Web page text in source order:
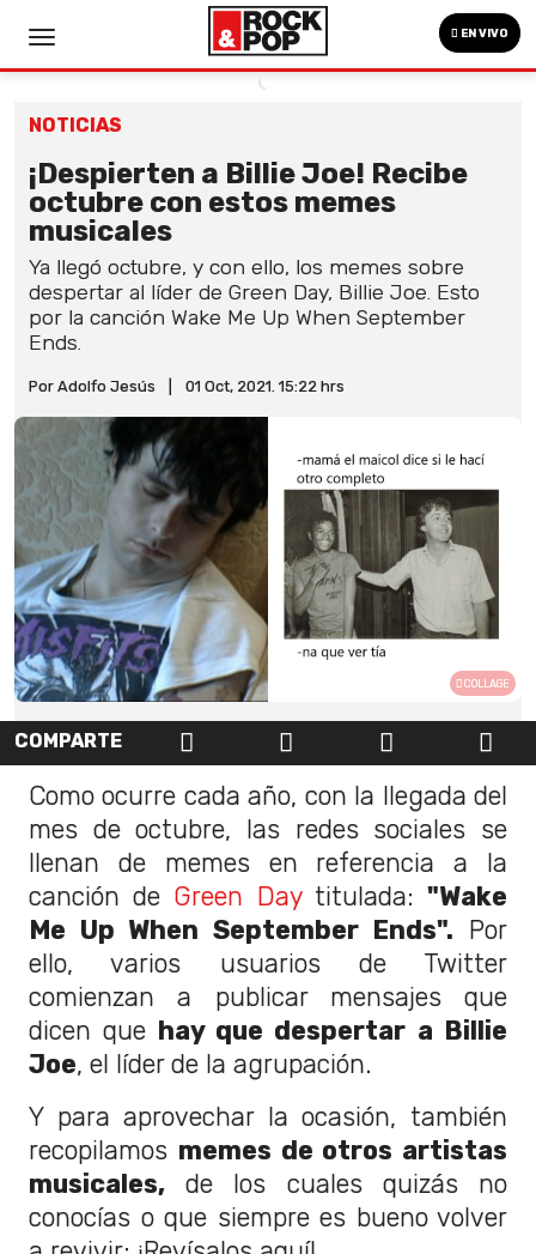
EN VIVO
NOTICIAS
¡Despierten a Billie Joe! Recibe
octubre con estos memes
musicales
Ya llegó octubre, y con ello, los memes sobre
despertar al líder de Green Day, Billie Joe. Esto
por la canción Wake Me Up When September
Ends.
Por Adolfo Jesús 01 Oct, 2021. 15:22 hrs
COLLAGE
COMPARTE
Como ocurre cada año, con la llegada del
mes de octubre, las redes sociales se
llenan de memes en referencia a la
canción de Green Daytitulada:"Wake
Me Up When September Ends". Por
ello, varios usuarios de Twitter
comienzan a publicar mensajes que
dicen que hay que despertar a Billie
Joe, el líder de la agrupación.
Y para aprovechar la ocasión, también
recopilamos memes de otros artistas
musicales, de los cuales quizás no
conocías o que siempre es bueno volver